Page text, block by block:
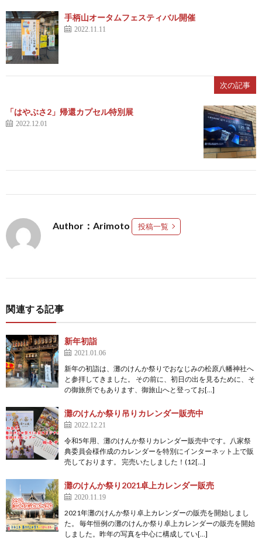
手柄山オータムフェスティバル開催
2022.11.11
次の記事
「はやぶさ2」帰還カプセル特別展
2022.12.01
Author：Arimoto 投稿一覧
関連する記事
新年初詣
2021.01.06
新年の初詣は、灘のけんか祭りでおなじみの松原八幡神社へ
と参拝してきました。 その前に、初日の出を見るために、そ
の御旅所でもあります、御旅山へと登ってお[…]
灘のけんか祭り吊りカレンダー販売中
2022.12.21
令和5年用、灘のけんか祭りカレンダー販売中です。八家祭
典委員会様作成のカレンダーを特別にインターネット上で販
売しております。 完売いたしました！(12[…]
灘のけんか祭り2021卓上カレンダー販売
2020.11.19
2021年灘のけんか祭り卓上カレンダーの販売を開始しまし
た。 毎年恒例の灘のけんか祭り卓上カレンダーの販売を開始
しました。昨年の写真を中心に構成してい[…]